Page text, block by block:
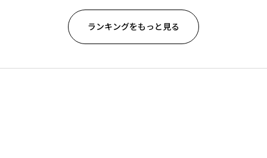
ランキングをもっと見る